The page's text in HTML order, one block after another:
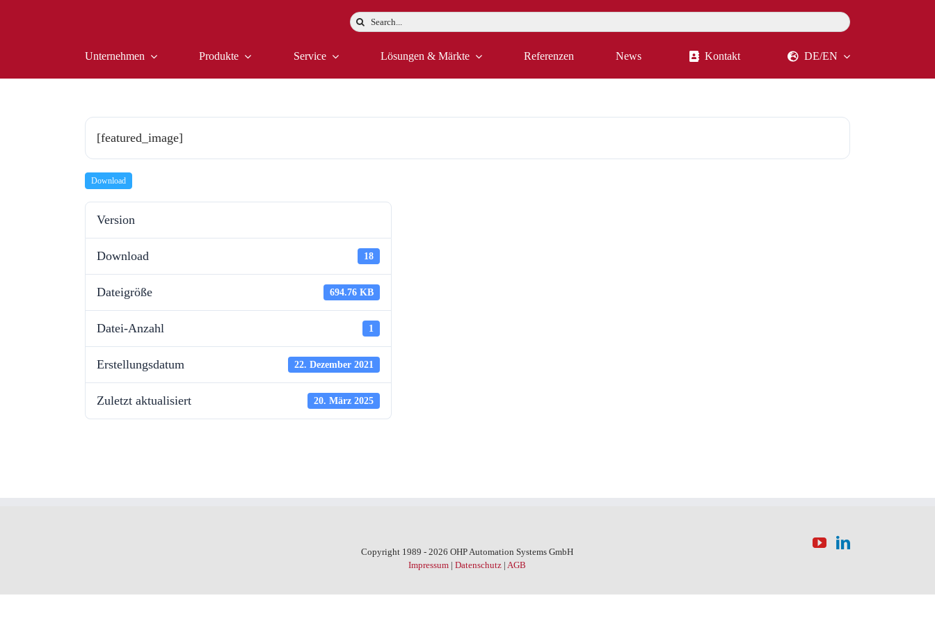
Suche
Unternehmen Produkte Service Lösungen & Märkte Referenzen News Kontakt DE/EN
[featured_image]
Download
Version
Download 18
Dateigröße 694.76 KB
Datei-Anzahl 1
Erstellungsdatum 22. Dezember 2021
Zuletzt aktualisiert 20. März 2025
Copyright 1989 - 2026 OHP Automation Systems GmbH
Impressum |Datenschutz |AGB